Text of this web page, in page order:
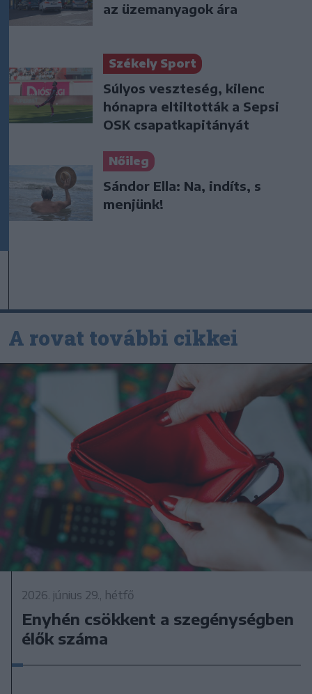
az üzemanyagok ára
Székely Sport
Súlyos veszteség, kilenc
hónapra eltiltották a Sepsi
OSK csapatkapitányát
Nőileg
Sándor Ella: Na, indíts, s
menjünk!
A rovat további cikkei
2026. június 29., hétfő
Enyhén csökkent a szegénységben
élők száma